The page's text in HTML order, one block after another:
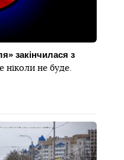
закінчилася з
ніколи не буде.